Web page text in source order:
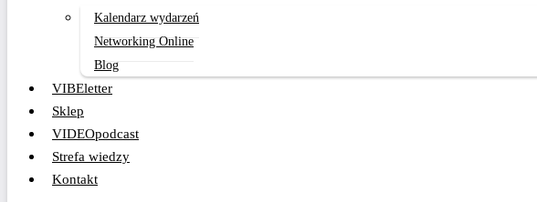
Kalendarz wydarzeń
Networking Online
Blog
VIBEletter
Sklep
VIDEOpodcast
Strefa wiedzy
Kontakt